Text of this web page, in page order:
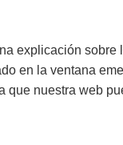
explicación
en la ventana
que nuestra web